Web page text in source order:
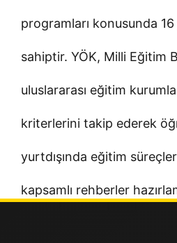
programları konusunda 16
sahiptir. YÖK, Milli Eğitim
uluslararası eğitim
kriterlerini takip ederek
yurtdışında eğitim
kapsamlı rehberler